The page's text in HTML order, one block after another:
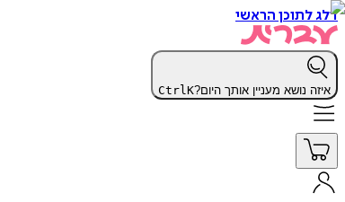
דלג לתוכן הראשי
איזה נושא מעניין אותך היום? CtrlK